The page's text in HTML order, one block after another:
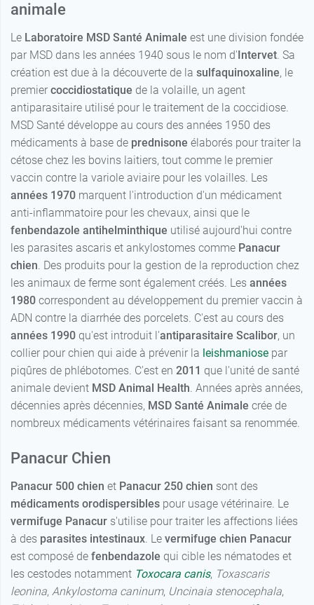
animale
Le Laboratoire MSD Santé Animale est une division fondée
par MSD dans les années 1940 sous le nom d'Intervet. Sa
création est due à la découverte de la sulfaquinoxaline, le
premier coccidiostatique de la volaille, un agent
antiparasitaire utilisé pour le traitement de la coccidiose.
MSD Santé développe au cours des années 1950 des
médicaments à base de prednisone élaborés pour traiter la
cétose chez les bovins laitiers, tout comme le premier
vaccin contre la variole aviaire pour les volailles. Les
années 1970 marquent l'introduction d'un médicament
anti-inflammatoire pour les chevaux, ainsi que le
fenbendazole antihelminthique utilisé aujourd'hui contre
les parasites ascaris et ankylostomes comme Panacur
chien. Des produits pour la gestion de la reproduction chez
les animaux de ferme sont également créés. Les années
1980 correspondent au développement du premier vaccin à
ADN contre la diarrhée des porcelets. C'est au cours des
années 1990 qu'est introduit l'antiparasitaire Scalibor, un
collier pour chien qui aide à prévenir la leishmaniose par
piqûres de phlébotomes. C'est en 2011 que l'unité de santé
animale devient MSD Animal Health. Années après années,
décennies après décennies, MSD Santé Animale crée de
nombreux médicaments vétérinaires faisant sa renommée.
Panacur Chien
Panacur 500 chien et Panacur 250 chien sont des
médicaments orodispersibles pour usage vétérinaire. Le
vermifuge Panacur s'utilise pour traiter les affections liées
à des parasites intestinaux. Le vermifuge chien Panacur
est composé de fenbendazole qui cible les nématodes et
les cestodes notamment Toxocara canis, Toxascaris
leonina, Ankylostoma caninum, Uncinaia stenocephala,